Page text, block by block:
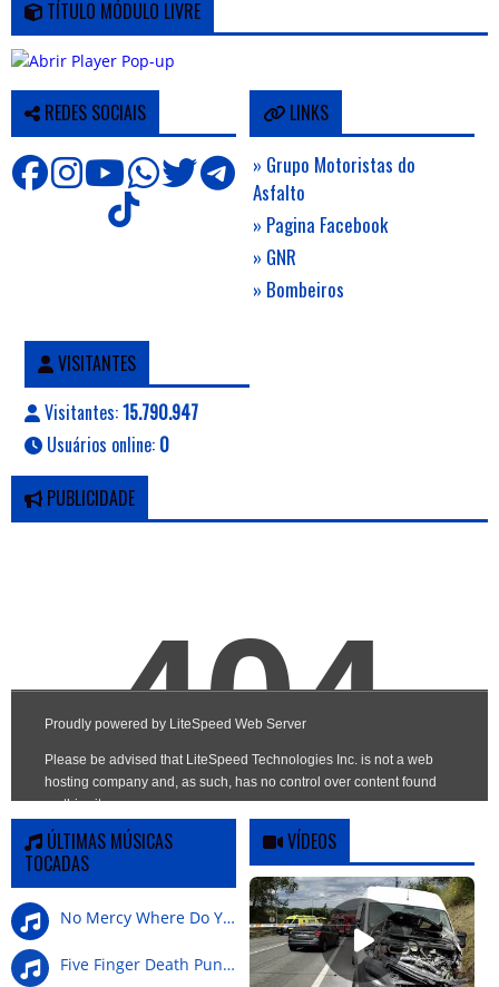
TÍTULO MÓDULO LIVRE
REDES SOCIAIS LINKS
» Grupo Motoristas do
Asfalto
» Pagina Facebook
» GNR
» Bombeiros
VISITANTES
Visitantes:15.790.947
Usuários online: 0
PUBLICIDADE
ÚLTIMAS MÚSICAS
TOCADAS
No Mercy Where Do You G
Five Finger Death Punch-Wrong Side Of Heaven
VÍDEOS